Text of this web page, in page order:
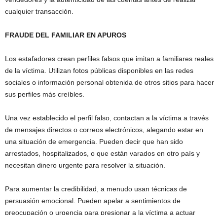
cualquier transacción.
FRAUDE DEL FAMILIAR EN APUROS
Los estafadores crean perfiles falsos que imitan a familiares reales
de la víctima. Utilizan fotos públicas disponibles en las redes
sociales o información personal obtenida de otros sitios para hacer
sus perfiles más creíbles.
Una vez establecido el perfil falso, contactan a la víctima a través
de mensajes directos o correos electrónicos, alegando estar en
una situación de emergencia. Pueden decir que han sido
arrestados, hospitalizados, o que están varados en otro país y
necesitan dinero urgente para resolver la situación.
Para aumentar la credibilidad, a menudo usan técnicas de
persuasión emocional. Pueden apelar a sentimientos de
preocupación o urgencia para presionar a la víctima a actuar